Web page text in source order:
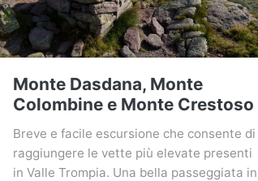
Monte Dasdana, Monte
Colombine e Monte Crestoso
Breve e facile escursione che consente di
raggiungere le vette più elevate presenti
in Valle Trompia. Una bella passeggiata in